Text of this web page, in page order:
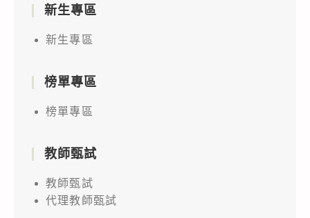
新生專區
新生專區
榜單專區
榜單專區
教師甄試
教師甄試
代理教師甄試